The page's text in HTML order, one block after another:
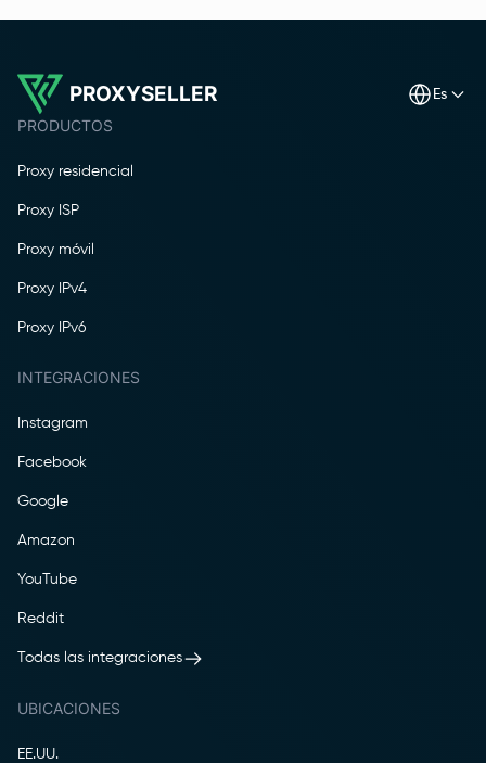
PROXYSELLER es
PRODUCTOS
Proxy residencial
Proxy ISP
Proxy móvil
Proxy IPv4
Proxy IPv6
INTEGRACIONES
Instagram
Facebook
Google
Amazon
YouTube
Reddit
Todas las integraciones
UBICACIONES
EE.UU.